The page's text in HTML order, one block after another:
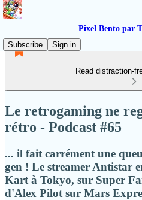
Pixel Bento par
Subscribe
Sign in
Read distraction-
Le retrogaming ne
rétro - Podcast #65
... il fait carrément une
gen ! Le streamer Antistar
Kart à Tokyo, sur Super
d'Alex Pilot sur Mars